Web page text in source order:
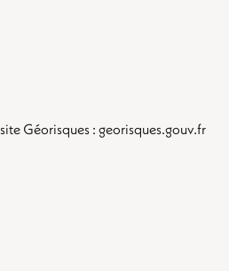
Géorisques : georisques.gouv.fr